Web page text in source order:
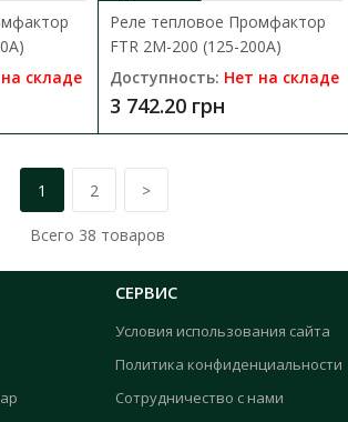
FTR 32B (2,8-4А)
перегрузок, обрыв..
складе
Реле тепловое Промфактор
FTR 2M-200 (125-200A)
Доступность: Нет на складе
3 742.20 грн
1 2 >
Всего 38 товаров
СЕРВИС
Условия использования сайта
Политика конфиденциальности
Сотрудничество с нами